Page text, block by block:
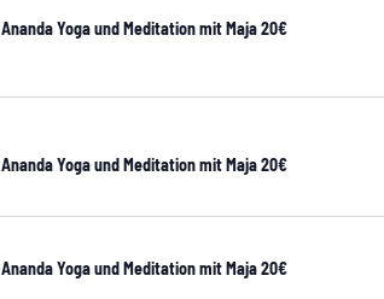
Ananda Yoga und Meditation mit Maja 20€
Ananda Yoga und Meditation mit Maja 20€
Ananda Yoga und Meditation mit Maja 20€